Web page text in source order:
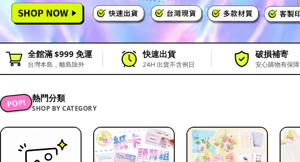
全館滿 $999 免運
台灣本島，離島除外
快速出貨
24H 出貨不含例日
破損補寄
安心購物有保障
POP! 熱門分類
SHOP BY CATEGORY